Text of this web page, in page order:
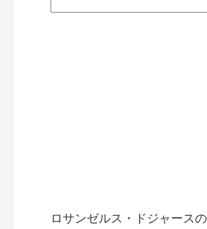
ロサンゼルス・ドジャースの